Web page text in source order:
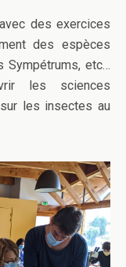
des exercices
des espèces
etc…
les sciences
les insectes au